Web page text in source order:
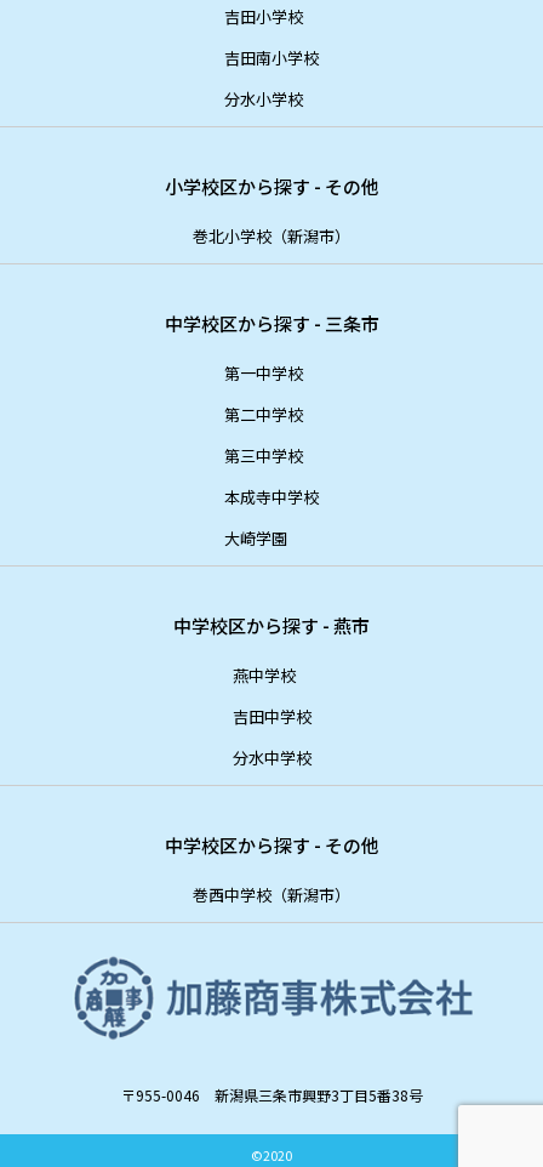
吉田小学校
吉田南小学校
分水小学校
小学校区から探す - その他
巻北小学校（新潟市）
中学校区から探す - 三条市
第一中学校
第二中学校
第三中学校
本成寺中学校
大崎学園
中学校区から探す - 燕市
燕中学校
吉田中学校
分水中学校
中学校区から探す - その他
巻西中学校（新潟市）
〒955-0046 新潟県三条市興野3丁目5番38号
©2020